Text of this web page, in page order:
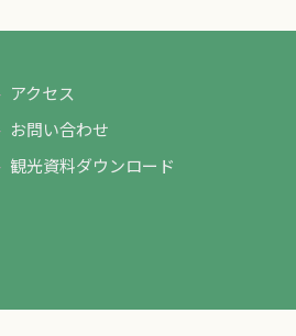
アクセス
お問い合わせ
観光資料ダウンロード